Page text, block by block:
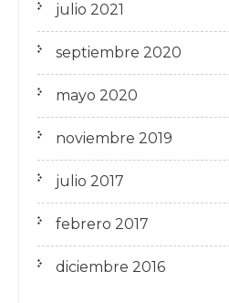
julio 2021
septiembre 2020
mayo 2020
noviembre 2019
julio 2017
febrero 2017
diciembre 2016